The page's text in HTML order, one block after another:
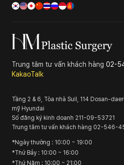
Trung tâm tư vấn khách hàng 02-
KakaoTalk
Tầng 2 & 6, Tòa nhà Suil, 114 Dosan-
mỹ Hyundai
Số đăng ký kinh doanh 211-09-53721
Trung tâm tư vấn khách hàng 02-546-
*Ngày thường : 10:00 ~ 19:00
*Thứ Bảy : 10:00 ~ 16:00
*Thứ Năm : 10:00 ~ 21:00